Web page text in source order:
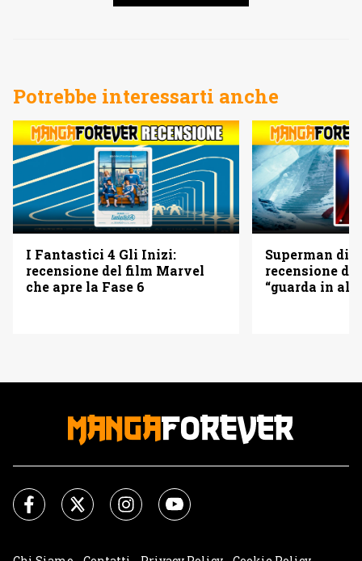
Potrebbe interessarti anche
I Fantastici 4 Gli Inizi:
recensione del film Marvel
che apre la Fase 6
Superman di
recensione
“guarda in